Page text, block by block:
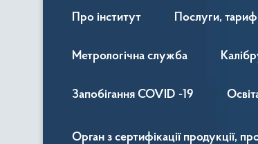
Про інститут Послуги,
Метрологічна служба
Запобігання COVID -19
Орган з сертифікації продукції,